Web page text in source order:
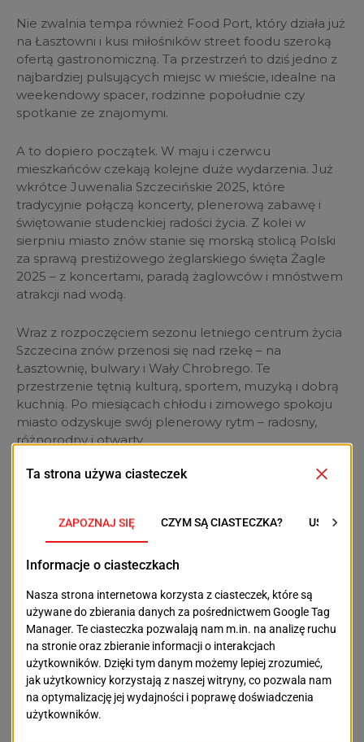
Nie zwalnia tempa również Food Port, który działa już
na Łasztowni i kusi miłośników street foodu szeroką
ofertą gastronomiczną. Ta przestrzeń to dziś jedno z
najbardziej pulsujących miejsc w mieście, idealne na
weekendowy spacer, rodzinne popołudnie czy
spotkanie ze znajomymi.
A to dopiero początek. W maju i czerwcu
mieszkańców czekają kolejne duże wydarzenia. Już
wkrótce Juwenalia Szczecińskie 2025, które
tradycyjnie połączą koncerty, plenerową zabawę i
świętowanie studenckiej radości życia. Z kolei w
sierpniu miasto znów stanie się morską stolicą Polski
za sprawą prestiżowego żeglarskiego święta Żagle
2025 – z koncertami, paradą żaglowców i mnóstwem
atrakcji nad wodą.
Wraz z rozpoczęciem sezonu letniego centrum życia
Szczecina znów przenosi się nad rzekę – na
Łasztownię, bulwary i Wały Chrobrego. Te
przestrzenie tętnią kulturą, sportem, muzyką i dobrą
kuchnią. Po miesiącach chłodu i zimowego spokoju
miasto odzyskuje swój plenerowy rytm – radosny,
różnorodny i otwarty.
Sezon wydarzeń dopiero się rozkręca – warto śledzić
Jak wyglądały
pionierskie lata
polskiego Szczecina?
Wyjątkowa wystawa
w Urzędzie Miasta
Baltic Neopolis
Orchestra świętuje 17-
lecie. Jubileuszowy
koncert już 17 maja
OSTATNIE ARTYKUŁY